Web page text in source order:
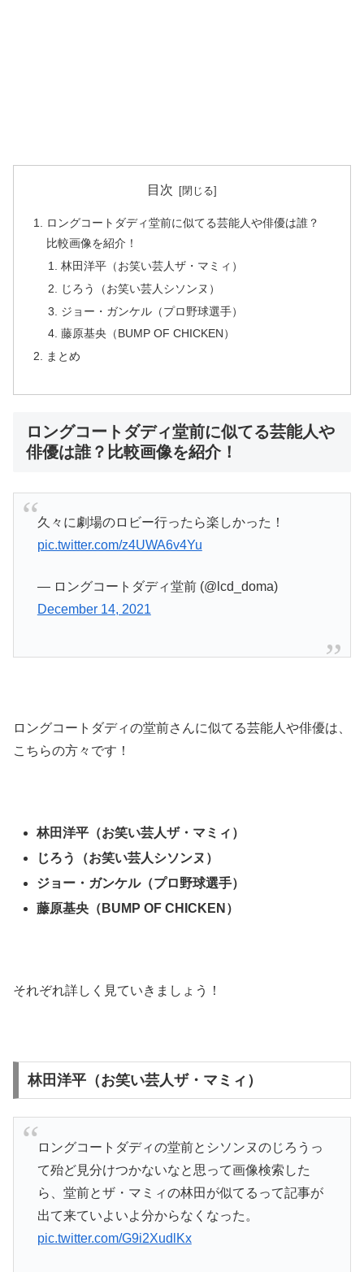
目次
ロングコートダディ堂前に似てる芸能人や俳優は誰？
比較画像を紹介！
林田洋平（お笑い芸人ザ・マミィ）
じろう（お笑い芸人シソンヌ）
ジョー・ガンケル（プロ野球選手）
藤原基央（BUMP OF CHICKEN）
まとめ
ロングコートダディ堂前に似てる芸能人や
俳優は誰？比較画像を紹介！
久々に劇場のロビー行ったら楽しかった！
pic.twitter.com/z4UWA6v4Yu
— ロングコートダディ堂前 (@lcd_doma)
December 14, 2021
ロングコートダディの堂前さんに似てる芸能人や俳優は、
こちらの方々です！
林田洋平（お笑い芸人ザ・マミィ）
じろう（お笑い芸人シソンヌ）
ジョー・ガンケル（プロ野球選手）
藤原基央（BUMP OF CHICKEN）
それぞれ詳しく見ていきましょう！
林田洋平（お笑い芸人ザ・マミィ）
ロングコートダディの堂前とシソンヌのじろうっ
て殆ど見分けつかないなと思って画像検索した
ら、堂前とザ・マミィの林田が似てるって記事が
出て来ていよいよ分からなくなった。
pic.twitter.com/G9i2XudlKx